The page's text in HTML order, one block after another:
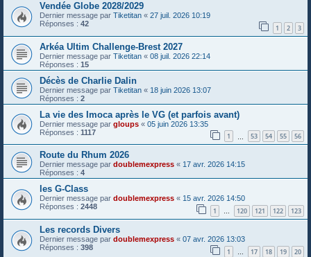
Vendée Globe 2028/2029
Dernier message par Tiketitan « 27 juil. 2026 10:19
Réponses : 42 1 2 3
Arkéa Ultim Challenge-Brest 2027
Dernier message par Tiketitan « 08 juil. 2026 22:14
Réponses : 15
Décès de Charlie Dalin
Dernier message par Tiketitan « 18 juin 2026 13:07
Réponses : 2
La vie des Imoca après le VG (et parfois avant)
Dernier message par gloups « 05 juin 2026 13:35
Réponses : 1117 1 53 54 55 56
Route du Rhum 2026
Dernier message par doublemexpress « 17 avr. 2026 14:15
Réponses : 4
les G-Class
Dernier message par doublemexpress « 15 avr. 2026 14:50
Réponses : 2448 1 … 120 121 122 123
Les records Divers
Dernier message par doublemexpress « 07 avr. 2026 13:03
Réponses : 398 1 … 17 18 19 20